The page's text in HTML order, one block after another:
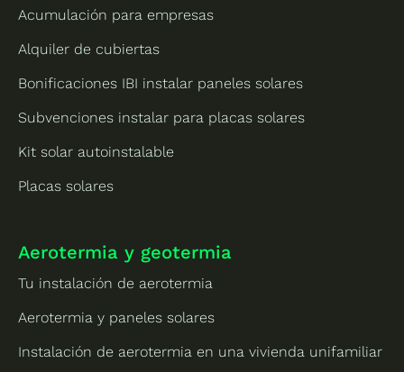
Acumulación para empresas
Alquiler de cubiertas
Bonificaciones IBI instalar paneles solares
Subvenciones instalar para placas solares
Kit solar autoinstalable
Placas solares
Aerotermia y geotermia
Tu instalación de aerotermia
Aerotermia y paneles solares
Instalación de aerotermia en una vivienda unifamiliar